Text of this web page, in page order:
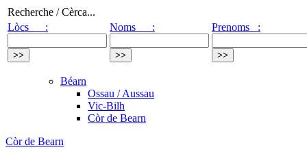
Recherche / Cèrca...
Lòcs :
Noms : Prenoms :
Béarn
Ossau / Aussau
Vic-Bilh
Còr de Bearn
Còr de Bearn